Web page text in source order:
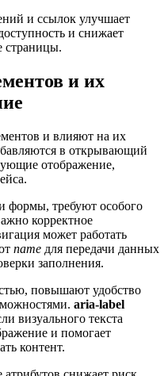
и ссылок улучшает
и снижает
страницы.
и их
и влияют на их
в открывающий
отображение,
формы, требуют особого
корректное
может работать
name для передачи данных
заполнения.
повышают удобство
aria-label
визуального текста
и помогает
контент.